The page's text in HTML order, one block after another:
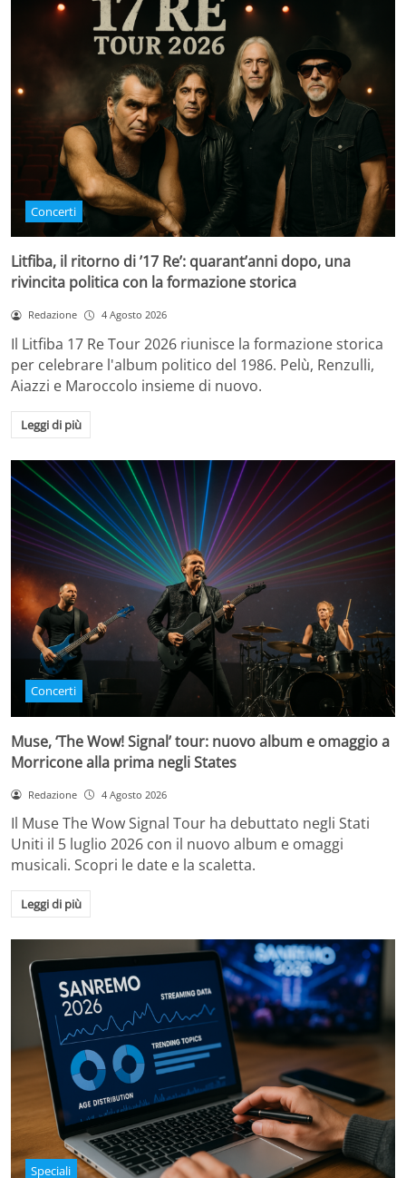
Concerti
Litfiba, il ritorno di ’17 Re’: quarant’anni dopo, una
rivincita politica con la formazione storica
Redazione 4 Agosto 2026
Il Litfiba 17 Re Tour 2026 riunisce la formazione storica
per celebrare l'album politico del 1986. Pelù, Renzulli,
Aiazzi e Maroccolo insieme di nuovo.
Leggi di più
Concerti
Muse, ‘The Wow! Signal’ tour: nuovo album e omaggio a
Morricone alla prima negli States
Redazione 4 Agosto 2026
Il Muse The Wow Signal Tour ha debuttato negli Stati
Uniti il 5 luglio 2026 con il nuovo album e omaggi
musicali. Scopri le date e la scaletta.
Leggi di più
Speciali